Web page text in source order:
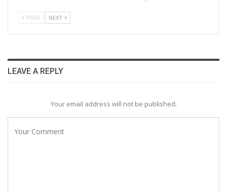
PREV NEXT
LEAVE A REPLY
Your email address will not be published.